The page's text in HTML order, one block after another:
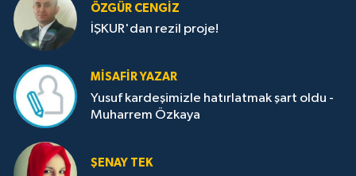
ÖZGÜR CENGIZ
İŞKUR'dan rezil proje!
MISAFIR YAZAR
Yusuf kardeşimizle hatırlatmak şart oldu -
Muharrem Özkaya
ŞENAY TEK